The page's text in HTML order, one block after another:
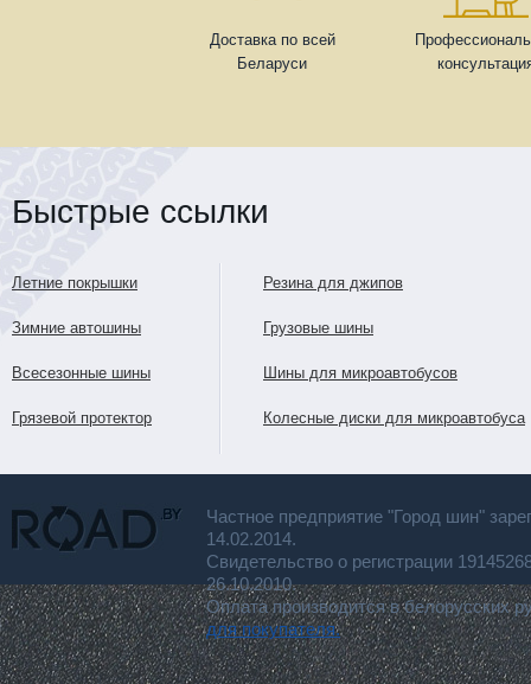
Доставка по всей
Беларуси
Быстрые ссылки
Летние покрышки
Зимние автошины
Всесезонные шины
Грязевой протектор
Резина для джипов
Грузовые шины
Шины для микроавтобусов
Колесные диски для микроавтобуса
Частное предприятие "Город шин"
14.02.2014.
Свидетельство о регистрации
26.10.2010.
Оплата производится в белорусских
для покупателя.